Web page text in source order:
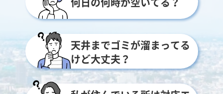
天井までゴミが溜まってる
けど大丈夫？